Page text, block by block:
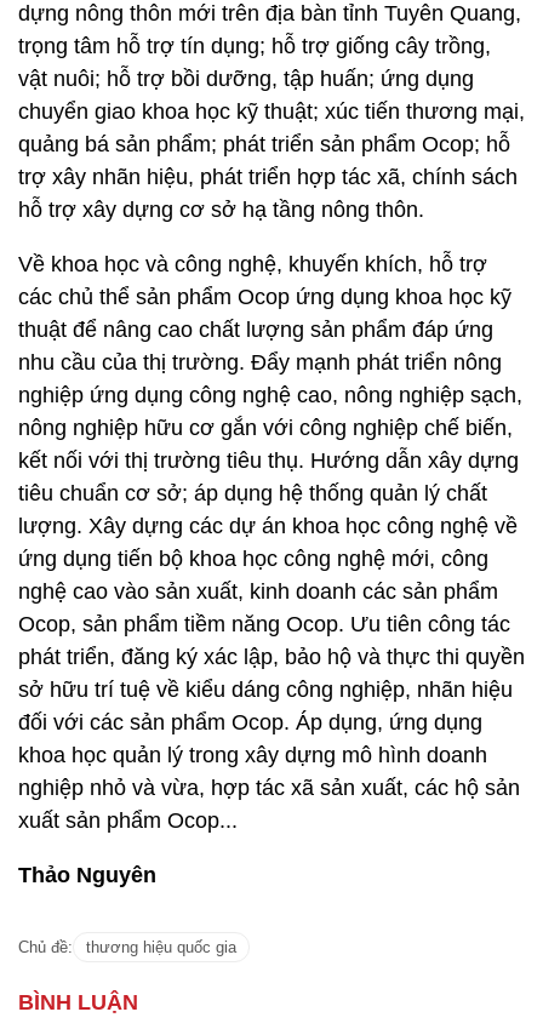
dựng nông thôn mới trên địa bàn tỉnh Tuyên Quang,
trọng tâm hỗ trợ tín dụng; hỗ trợ giống cây trồng,
vật nuôi; hỗ trợ bồi dưỡng, tập huấn; ứng dụng
chuyển giao khoa học kỹ thuật; xúc tiến thương mại,
quảng bá sản phẩm; phát triển sản phẩm Ocop; hỗ
trợ xây nhãn hiệu, phát triển hợp tác xã, chính sách
hỗ trợ xây dựng cơ sở hạ tầng nông thôn.
Về khoa học và công nghệ, khuyến khích, hỗ trợ
các chủ thể sản phẩm Ocop ứng dụng khoa học kỹ
thuật để nâng cao chất lượng sản phẩm đáp ứng
nhu cầu của thị trường. Đẩy mạnh phát triển nông
nghiệp ứng dụng công nghệ cao, nông nghiệp sạch,
nông nghiệp hữu cơ gắn với công nghiệp chế biến,
kết nối với thị trường tiêu thụ. Hướng dẫn xây dựng
tiêu chuẩn cơ sở; áp dụng hệ thống quản lý chất
lượng. Xây dựng các dự án khoa học công nghệ về
ứng dụng tiến bộ khoa học công nghệ mới, công
nghệ cao vào sản xuất, kinh doanh các sản phẩm
Ocop, sản phẩm tiềm năng Ocop. Ưu tiên công tác
phát triển, đăng ký xác lập, bảo hộ và thực thi quyền
sở hữu trí tuệ về kiểu dáng công nghiệp, nhãn hiệu
đối với các sản phẩm Ocop. Áp dụng, ứng dụng
khoa học quản lý trong xây dựng mô hình doanh
nghiệp nhỏ và vừa, hợp tác xã sản xuất, các hộ sản
xuất sản phẩm Ocop...
Thảo Nguyên
Chủ đề: thương hiệu quốc gia